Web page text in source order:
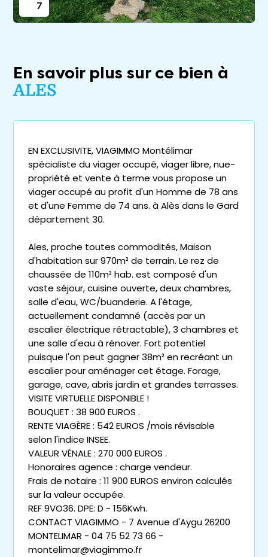
7
En savoir plus sur ce bien à
ALES
EN EXCLUSIVITE, VIAGIMMO Montélimar
spécialiste du viager occupé, viager libre, nue-
propriété et vente à terme vous propose un
viager occupé au profit d'un Homme de 78 ans
et d'une Femme de 74 ans. à Alès dans le Gard
département 30.
Ales, proche toutes commodités, Maison
d'habitation sur 970m² de terrain. Le rez de
chaussée de 110m² hab. est composé d'un
vaste séjour, cuisine ouverte, deux chambres,
salle d'eau, WC/buanderie. A l'étage,
actuellement condamné (accès par un
escalier électrique rétractable), 3 chambres et
une salle d'eau à rénover. Fort potentiel
puisque l'on peut gagner 38m² en recréant un
escalier pour aménager cet étage. Forage,
garage, cave, abris jardin et grandes terrasses.
VISITE VIRTUELLE DISPONIBLE !
BOUQUET : 38 900 EUROS .
RENTE VIAGÈRE : 542 EUROS /mois révisable
selon l'indice INSEE.
VALEUR VÉNALE : 270 000 EUROS .
Honoraires agence : charge vendeur.
Frais de notaire : 11 900 EUROS environ calculés
sur la valeur occupée.
REF 9VO36. DPE: D - 156Kwh.
CONTACT VIAGIMMO - 7 Avenue d'Aygu 26200
MONTELIMAR - 04 75 52 73 66 -
montelimar@viagimmo.fr